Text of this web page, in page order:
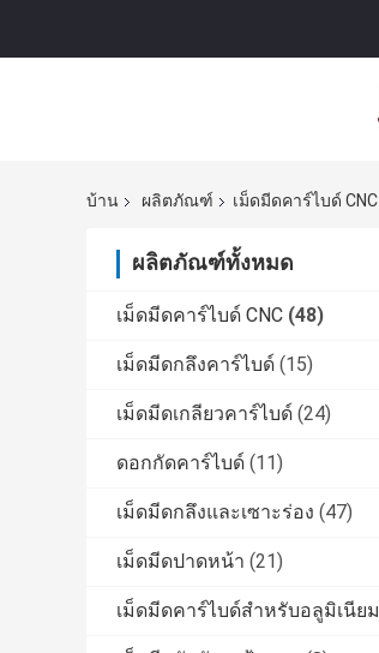
บ้าน ผลิตภัณฑ์ เม็ดมีดคาร์ไบด์ CNC
ผลิตภัณฑ์ทั้งหมด
เม็ดมีดคาร์ไบด์ CNC (48)
เม็ดมีดกลึงคาร์ไบด์ (15)
เม็ดมีดเกลียวคาร์ไบด์ (24)
ดอกกัดคาร์ไบด์ (11)
เม็ดมีดกลึงและเซาะร่อง (47)
เม็ดมีดปาดหน้า (21)
เม็ดมีดคาร์ไบด์สำหรับอลูมิเนียม